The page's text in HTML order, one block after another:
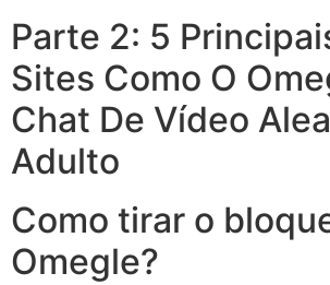
Parte 2: 5
Sites Como O
Chat De Vídeo
Adulto
Como tirar o
Omegle?